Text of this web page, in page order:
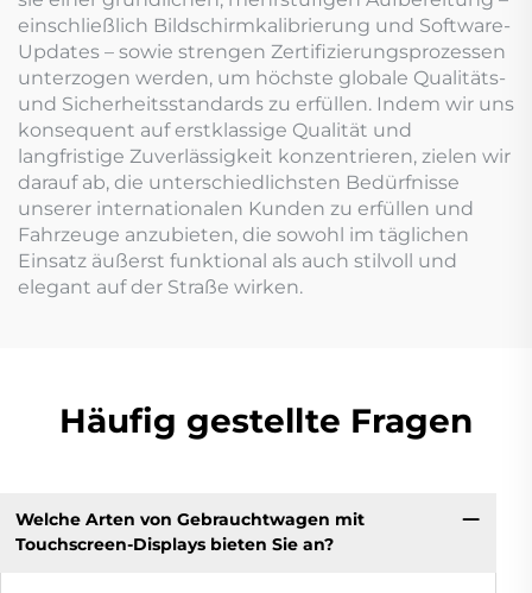
einschließlich Bildschirmkalibrierung und Software-
Updates – sowie strengen Zertifizierungsprozessen
unterzogen werden, um höchste globale Qualitäts-
und Sicherheitsstandards zu erfüllen. Indem wir uns
konsequent auf erstklassige Qualität und
langfristige Zuverlässigkeit konzentrieren, zielen wir
darauf ab, die unterschiedlichsten Bedürfnisse
unserer internationalen Kunden zu erfüllen und
Fahrzeuge anzubieten, die sowohl im täglichen
Einsatz äußerst funktional als auch stilvoll und
elegant auf der Straße wirken.
Häufig gestellte Fragen
Welche Arten von Gebrauchtwagen mit
Touchscreen-Displays bieten Sie an?